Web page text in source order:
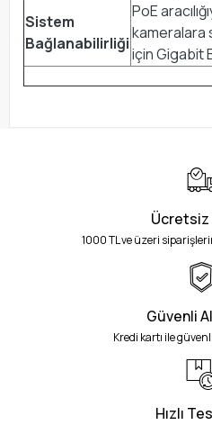
Sistem
Bağlanabilirliği
PoE
kameralara
için Gigabit
Ücretsiz
1000 TL ve üzeri
Güvenli
Kredi kartı ile
Hızlı